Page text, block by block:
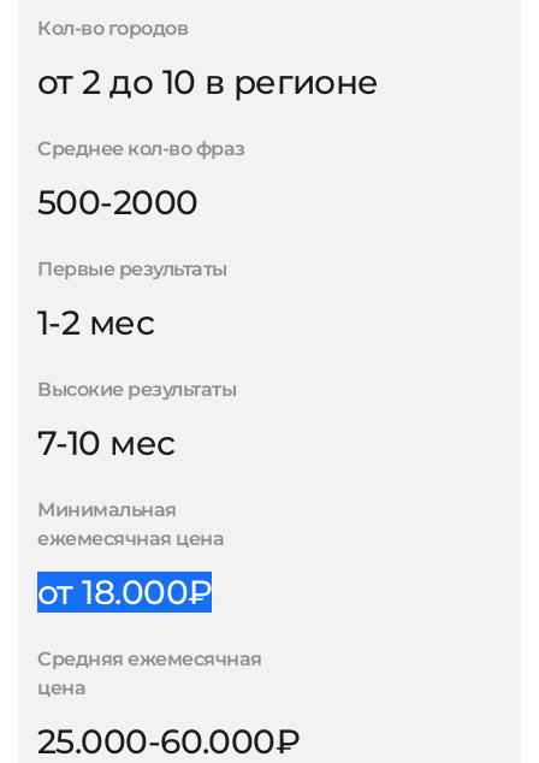
Кол-во городов
от 2 до 10 в регионе
Среднее кол-во фраз
500-2000
Первые результаты
1-2 мес
Высокие результаты
7-10 мес
Минимальная
ежемесячная цена
от 18.000₽
Средняя ежемесячная
цена
25.000-60.000₽